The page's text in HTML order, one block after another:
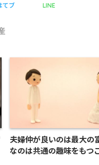
てブ LINE
夫婦仲が良いのは最大
なのは共通の趣味をもつ